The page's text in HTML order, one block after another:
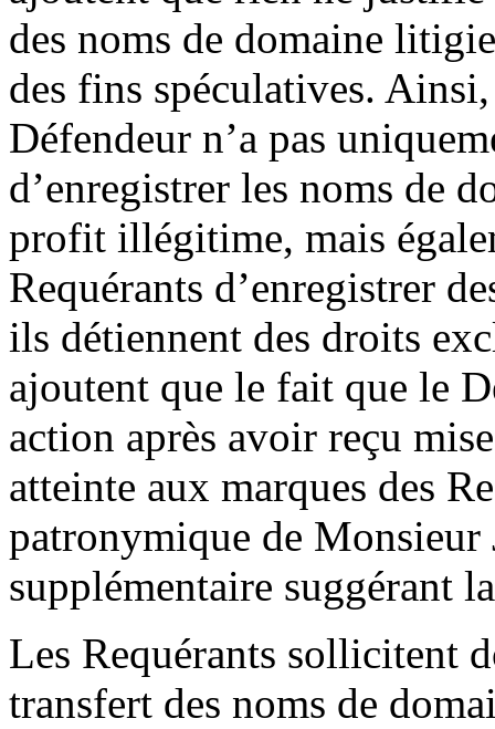
des noms de domaine
des fins spéculatives.
Défendeur n’a pas
d’enregistrer les noms de
profit illégitime, mais
Requérants d’enregistrer
ils détiennent des droits
ajoutent que le fait que le
action après avoir reçu
atteinte aux marques des
patronymique de Monsieur
supplémentaire suggérant
Les Requérants sollicitent
transfert des noms de